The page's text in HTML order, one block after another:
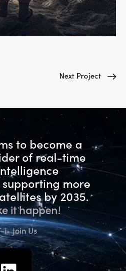
Next Project
to become a
of real-time
supporting more
by 2035.
it happen!
i Join Us